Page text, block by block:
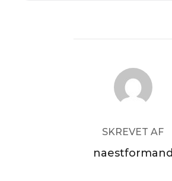
FORFATTER
SKREVET AF
naestformand